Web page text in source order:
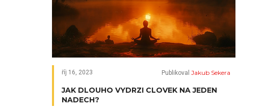
říj 16, 2023 Publikoval Jakub Sekera
JAK DLOUHO VYDRZI CLOVEK NA JEDEN
NADECH?